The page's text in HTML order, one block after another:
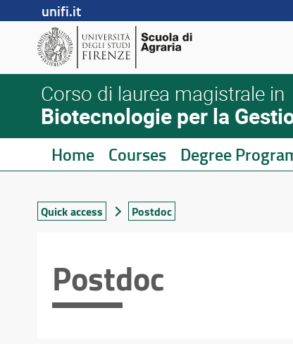
unifi.it
Corso di laurea magistrale in
Biotecnologie per la
Home Courses Degree
Quick access Postdoc
Postdoc